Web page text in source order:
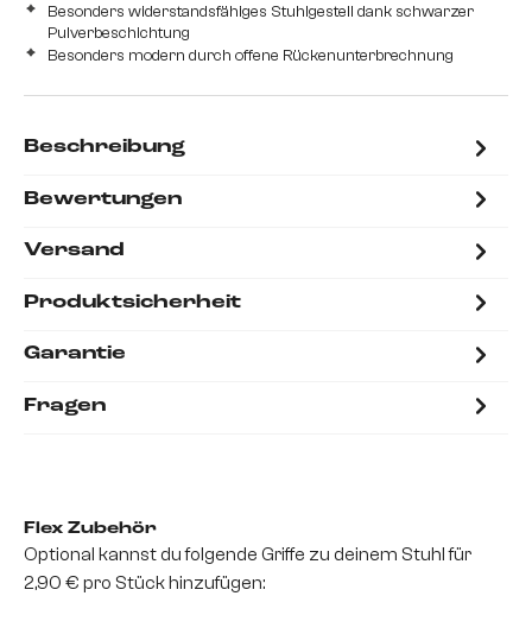
Besonders widerstandsfähiges Stuhlgestell dank schwarzer
Pulverbeschichtung
Besonders modern durch offene Rückenunterbrechnung
Beschreibung
Bewertungen
Versand
Produktsicherheit
Garantie
Fragen
Flex Zubehör
Optional kannst du folgende Griffe zu deinem Stuhl für
2,90 € pro Stück hinzufügen: